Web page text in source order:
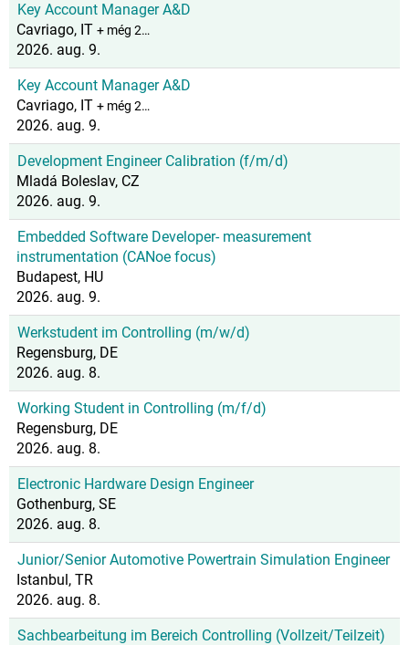
Key Account Manager A&D
Cavriago, IT + még 2…
2026. aug. 9.
Key Account Manager A&D
Cavriago, IT + még 2…
2026. aug. 9.
Development Engineer Calibration (f/m/d)
Mladá Boleslav, CZ
2026. aug. 9.
Embedded Software Developer- measurement
instrumentation (CANoe focus)
Budapest, HU
2026. aug. 9.
Werkstudent im Controlling (m/w/d)
Regensburg, DE
2026. aug. 8.
Working Student in Controlling (m/f/d)
Regensburg, DE
2026. aug. 8.
Electronic Hardware Design Engineer
Gothenburg, SE
2026. aug. 8.
Junior/Senior Automotive Powertrain Simulation Engineer
Istanbul, TR
2026. aug. 8.
Sachbearbeitung im Bereich Controlling (Vollzeit/Teilzeit)